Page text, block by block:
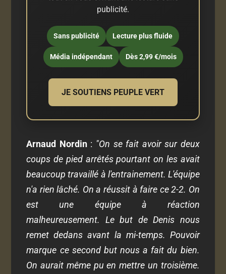
publicité.
Sans publicité Lecture plus fluide
Média indépendant Dès 2,99 €/mois
JE SOUTIENS PEUPLE VERT
Arnaud Nordin: "On se fait avoir sur deux
coups de pied arrêtés pourtant on les avait
beaucoup travaillé à l'entrainement. L'équipe
n'a rien lâché. On a réussit à faire ce 2-2. On
est une équipe à réaction
malheureusement. Le but de Denis nous
remet dedans avant la mi-temps. Pouvoir
marque ce second but nous a fait du bien.
On aurait même pu en mettre un troisième.